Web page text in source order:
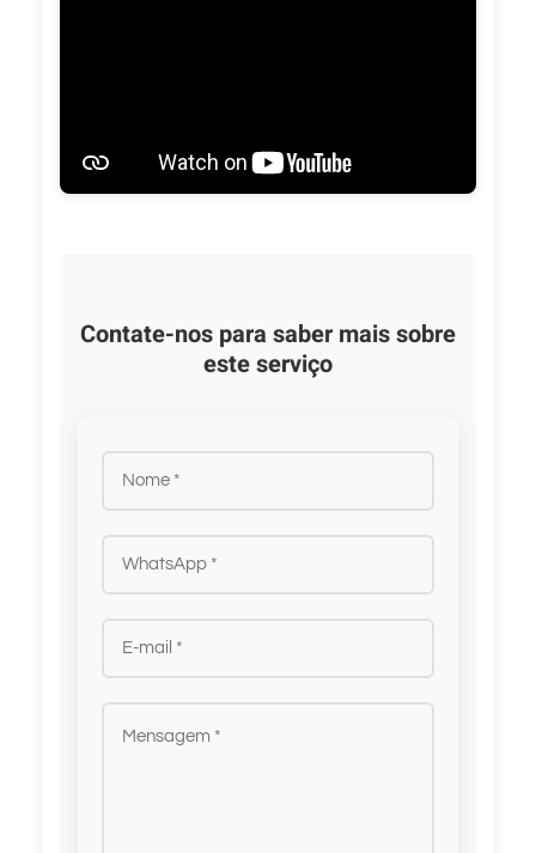
Contate-nos para saber mais sobre
este serviço